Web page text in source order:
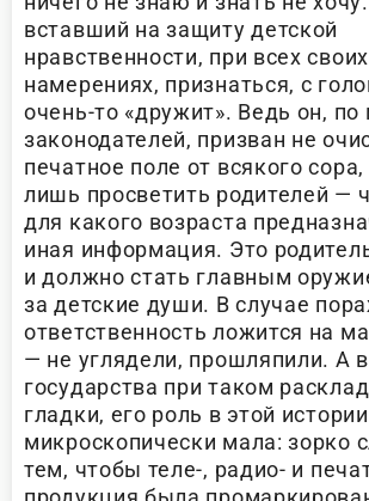
вставший на защиту детской
нравственности, при всех
намерениях, признаться, с
очень-то «дружит». Ведь он,
законодателей, призван не
печатное поле от всякого сора,
лишь просветить родителей —
для какого возраста
иная информация. Это
и должно стать главным
за детские души. В случае
ответственность ложится на
— не углядели, прошляпили. А
государства при таком
гладки, его роль в этой истории
микроскопически мала: зорко
тем, чтобы теле-, радио- и